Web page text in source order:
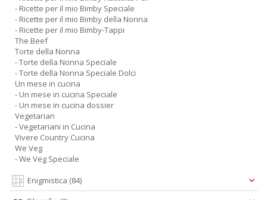
- Ricette per il mio Bimby Speciale
- Ricette per il mio Bimby della Nonna
- Ricette per il mio Bimby-Tappi
The Beef
Torte della Nonna
- Torte della Nonna Speciale
- Torte della Nonna Speciale Dolci
Un mese in cucina
- Un mese in cucina Speciale
- Un mese in cucina dossier
Vegetarian
- Vegetariani in Cucina
Vivere Country Cucina
We Veg
- We Veg Speciale
Enigmistica (84)